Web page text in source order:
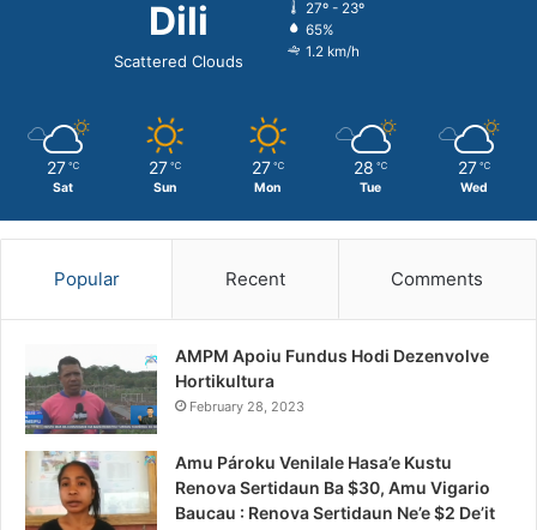
Dili
Scattered Clouds
27º - 23º
65%
1.2 km/h
27 ℃
Sat
27 ℃
Sun
27 ℃
Mon
28 ℃
Tue
27 ℃
Wed
Popular Recent Comments
AMPM Apoiu Fundus Hodi Dezenvolve
Hortikultura
February 28, 2023
Amu Pároku Venilale Hasa’e Kustu
Renova Sertidaun Ba $30, Amu Vigario
Baucau : Renova Sertidaun Ne’e $2 De’it